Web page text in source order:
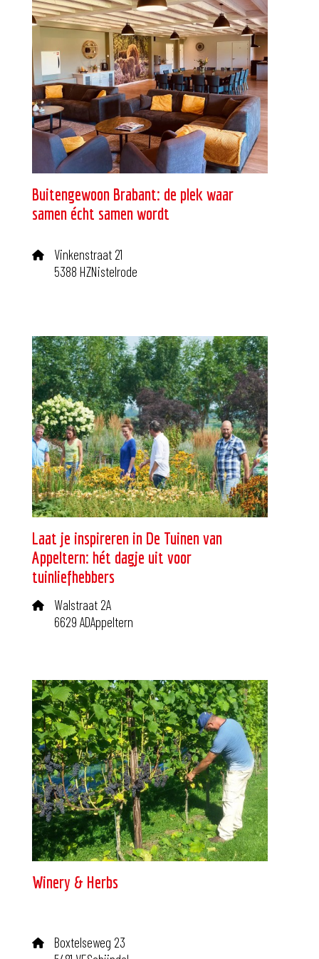
Buitengewoon Brabant: de plek waar
samen écht samen wordt
Vinkenstraat 21
5388 HZNistelrode
Laat je inspireren in De Tuinen van
Appeltern: hét dagje uit voor
tuinliefhebbers
Walstraat 2A
6629 ADAppeltern
Winery & Herbs
Boxtelseweg 23